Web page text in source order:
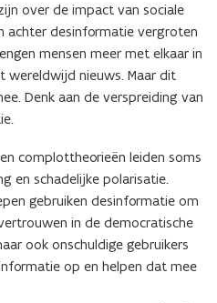
over de impact van sociale
achter desinformatie vergroten
mensen meer met elkaar in
nieuws. Maar dit
Denk aan de verspreiding van
complottheorieën leiden soms
en schadelijke polarisatie.
gebruiken desinformatie om
in de democratische
ook onschuldige gebruikers
op en helpen dat mee